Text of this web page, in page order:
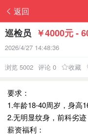
返回
巡检员 ￥4000元 -
2026/4/27 14:48:36
浏览 5002 评论 0 收藏
要求：
1.年龄18-40周岁，身高
2.无明显纹身，前科劣
薪资福利：